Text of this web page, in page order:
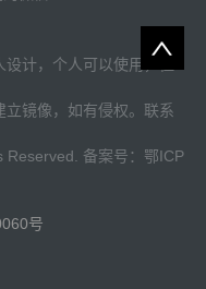
计，个人可以使用，但
镜像，如有侵权。联系
备案号： 鄂ICP
号